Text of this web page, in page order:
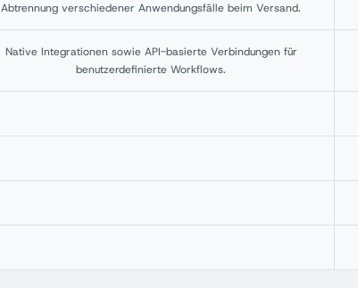
Abtrennung verschiedener Anwendungsfälle beim Versand.
Native Integrationen sowie API-basierte Verbindungen für
benutzerdefinierte Workflows.